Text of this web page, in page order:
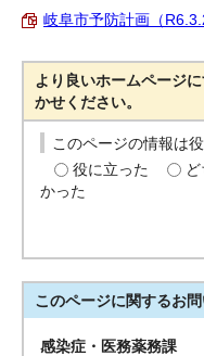
岐阜市予防計画（
より良いホームページ
かせください。
このページの情報は
役に立った
かった
このページに関するお
感染症・医務薬務課